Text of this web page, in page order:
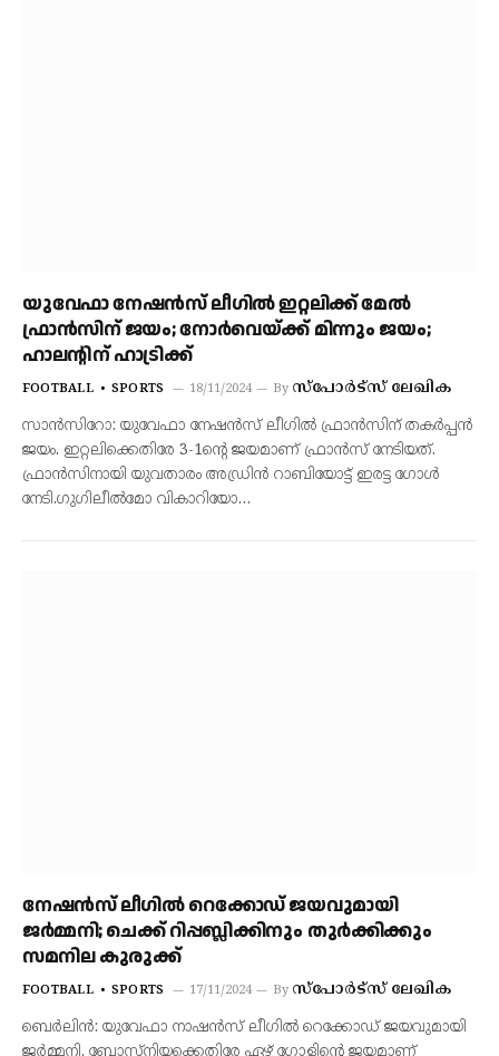
യുവേഫാ നേഷന്‍സ് ലീഗില്‍ ഇറ്റലിക്ക് മേല്‍
ഫ്രാന്‍സിന് ജയം; നോര്‍വെയ്ക്ക് മിന്നും ജയം;
ഹാലന്റിന് ഹാട്രിക്ക്
FOOTBALL SPORTS 18/11/2024 By സ്‌പോര്‍ട്‌സ് ലേഖിക
സാന്‍സിറോ: യുവേഫാ നേഷന്‍സ് ലീഗില്‍ ഫ്രാന്‍സിന് തകര്‍പ്പന്‍
ജയം. ഇറ്റലിക്കെതിരേ 3-1ന്റെ ജയമാണ് ഫ്രാന്‍സ് നേടിയത്.
ഫ്രാന്‍സിനായി യുവതാരം അഡ്രിന്‍ റാബിയോട്ട് ഇരട്ട ഗോള്‍
നേടി.ഗുഗിലീല്‍മോ വികാറിയോ…
നേഷന്‍സ് ലീഗില്‍ റെക്കോഡ് ജയവുമായി
ജര്‍മ്മനി; ചെക്ക് റിപ്പബ്ലിക്കിനും തുര്‍ക്കിക്കും
സമനില കുരുക്ക്
FOOTBALL SPORTS 17/11/2024 By സ്‌പോര്‍ട്‌സ് ലേഖിക
ബെര്‍ലിന്‍: യുവേഫാ നാഷന്‍സ് ലീഗില്‍ റെക്കോഡ് ജയവുമായി
ജര്‍മ്മനി. ബോസ്‌നിയക്കെതിരേ ഏഴ് ഗോളിന്റെ ജയമാണ്